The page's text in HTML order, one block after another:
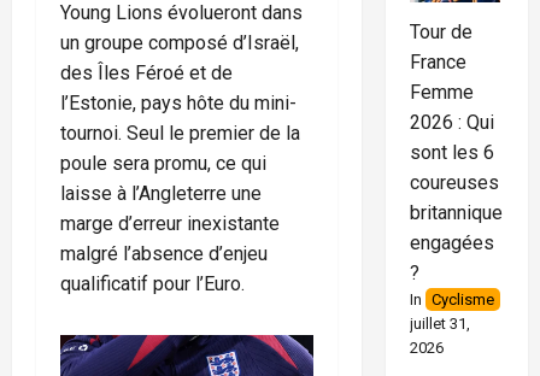
Young Lions évolueront dans
un groupe composé d’Israël,
des Îles Féroé et de
l’Estonie, pays hôte du mini-
tournoi. Seul le premier de la
poule sera promu, ce qui
laisse à l’Angleterre une
marge d’erreur inexistante
malgré l’absence d’enjeu
qualificatif pour l’Euro.
Tour de
France
Femme
2026 : Qui
sont les 6
coureuses
britanniques
engagées
?
In Cyclisme
juillet 31,
2026